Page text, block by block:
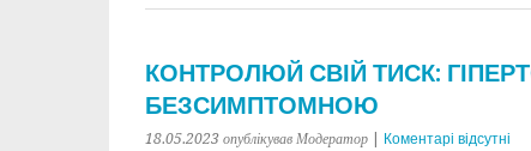
КОНТРОЛЮЙ СВІЙ ТИСК:
БЕЗСИМПТОМНОЮ
18.05.2023 опублікував Модератор Коментарі відсутні